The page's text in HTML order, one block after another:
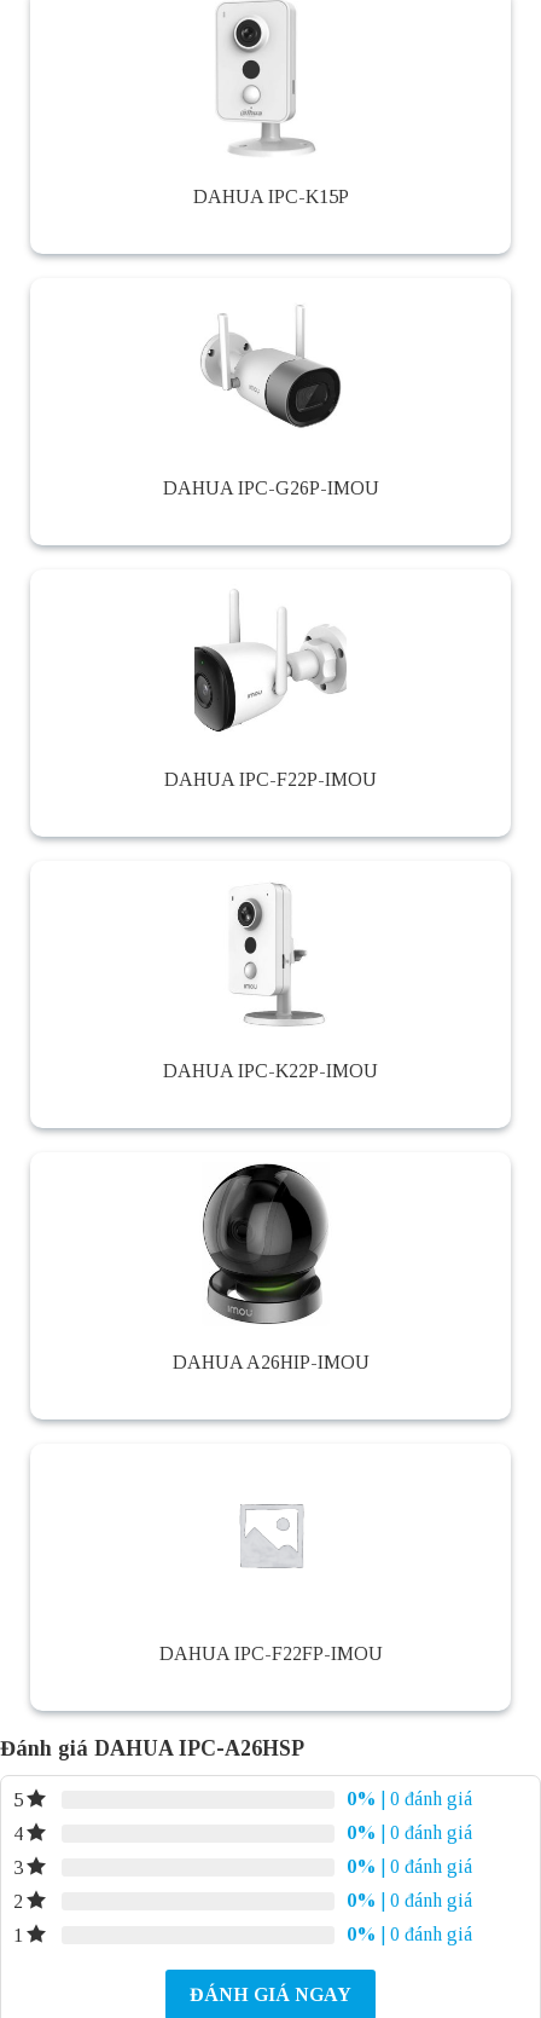
DAHUA IPC-K15P
DAHUA IPC-G26P-IMOU
DAHUA IPC-F22P-IMOU
DAHUA IPC-K22P-IMOU
DAHUA A26HIP-IMOU
DAHUA IPC-F22FP-IMOU
Đánh giá DAHUA IPC-A26HSP
5 0%
| 0 đánh giá
4
0%
| 0 đánh giá
3
0%
| 0 đánh giá
2
0%
| 0 đánh giá
1
0% | 0 đánh giá
ĐÁNH GIÁ NGAY